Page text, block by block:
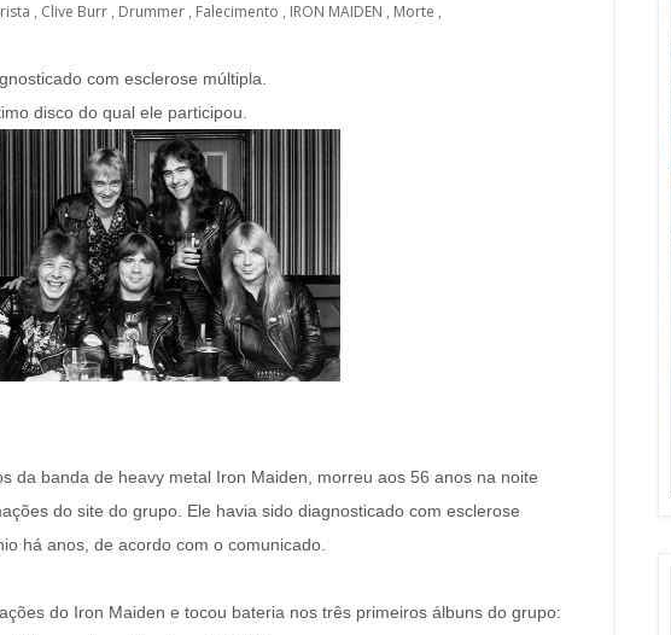
, Clive Burr , Drummer , Falecimento , IRON MAIDEN , Morte ,
com esclerose múltipla.
disco do qual ele participou.
da banda de heavy metal Iron Maiden, morreu aos 56 anos na noite
do site do grupo. Ele havia sido diagnosticado com esclerose
há anos, de acordo com o comunicado.
do Iron Maiden e tocou bateria nos três primeiros álbuns do grupo: